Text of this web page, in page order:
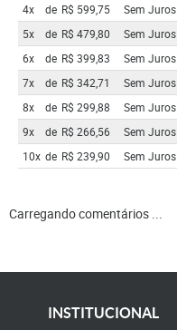
4x
de R$ 599,75 Sem Juros
5x
de R$ 479,80 Sem Juros
6x
de R$ 399,83 Sem Juros
7x
de R$ 342,71 Sem Juros
8x
de R$ 299,88 Sem Juros
9x
de R$ 266,56 Sem Juros
10x de R$ 239,90 Sem Juros
Carregando comentários ...
INSTITUCIONAL